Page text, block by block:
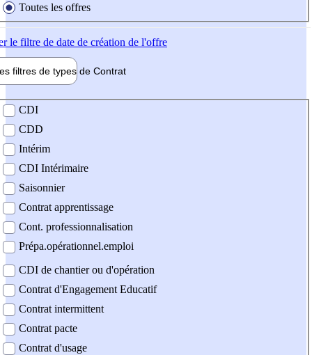
Toutes les offres
le filtre de date de création de l'offre
filtres de types de Contrat
contrat
CDI
CDD
Intérim
CDI Intérimaire
Saisonnier
Contrat apprentissage
Cont. professionnalisation
Prépa.opérationnel.emploi
CDI de chantier ou d'opération
Contrat d'Engagement Educatif
Contrat intermittent
Contrat pacte
Contrat d'usage